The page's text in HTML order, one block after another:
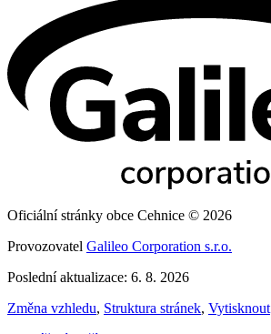
Oficiální stránky obce Cehnice © 2026
Provozovatel Galileo Corporation s.r.o.
Poslední aktualizace: 6. 8. 2026
Změna vzhledu, Struktura stránek, Vytisknout